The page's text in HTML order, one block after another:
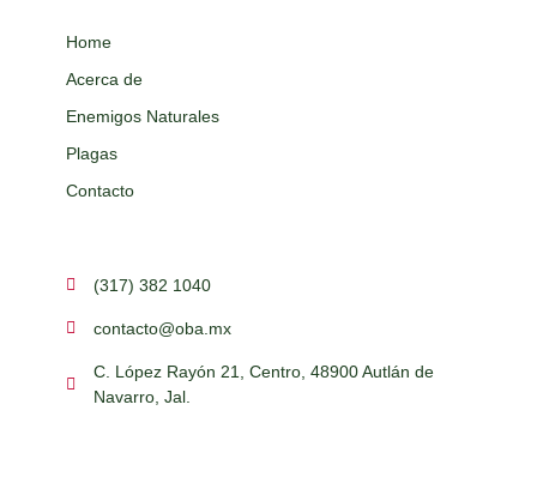
Home
Acerca de
Enemigos Naturales
Plagas
Contacto
(317) 382 1040
contacto@oba.mx
C. López Rayón 21, Centro, 48900 Autlán de
Navarro, Jal.